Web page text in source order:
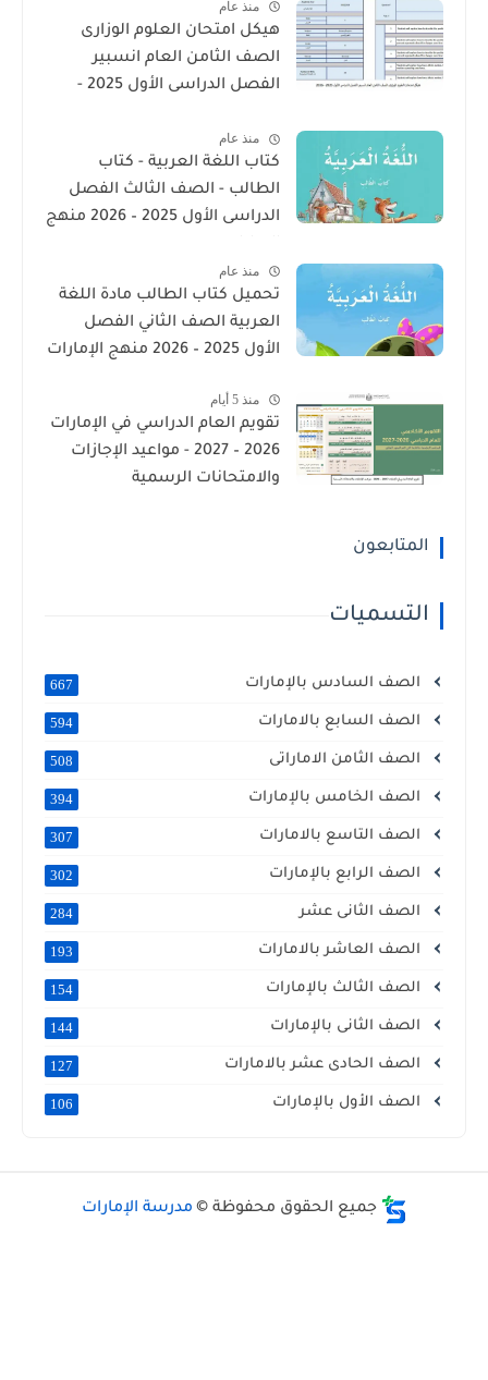
منذ عام
هيكل امتحان العلوم الوزارى
الصف الثامن العام انسبير
الفصل الدراسى الأول 2025 -
منذ عام
كتاب اللغة العربية - كتاب
الطالب - الصف الثالث الفصل
الدراسى الأول 2025 – 2026 منهج
منذ عام
تحميل كتاب الطالب مادة اللغة
العربية الصف الثاني الفصل
الأول 2025 – 2026 منهج الإمارات
تقويم العام الدراسي في الإمارات
2026 – 2027 - مواعيد الإجازات
والامتحانات الرسمية
المتابعون
التسميات
الصف السادس بالإمارات
الصف السابع بالامارات
الصف الثامن الاماراتى
الصف الخامس بالإمارات
الصف التاسع بالامارات
الصف الرابع بالإمارات
الصف الثانى عشر
الصف العاشر بالامارات
الصف الثالث بالإمارات
الصف الثانى بالإمارات
الصف الحادى عشر بالامارات
الصف الأول بالإمارات
جميع الحقوق محفوظة ©مدرسة الإمارات